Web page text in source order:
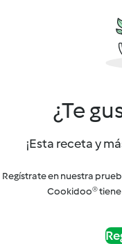
¿Te
¡Esta receta y
Regístrate en nuestra
Cookidoo®